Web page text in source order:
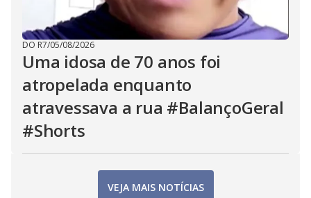
DO R7/05/08/2026
Uma idosa de 70 anos foi
atropelada enquanto
atravessava a rua #BalançoGeral
#Shorts
VEJA MAIS NOTÍCIAS